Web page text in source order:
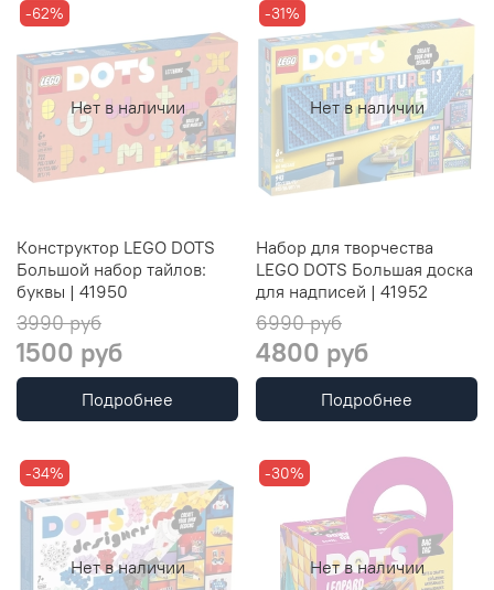
Нет в наличии
-62%
Конструктор LEGO DOTS
Большой набор тайлов:
буквы | 41950
3990 руб
1500 руб
Подробнее
Нет в наличии
-31%
Набор для творчества
LEGO DOTS Большая доска
для надписей | 41952
6990 руб
4800 руб
Подробнее
Нет в наличии
-34%
Нет в наличии
-30%